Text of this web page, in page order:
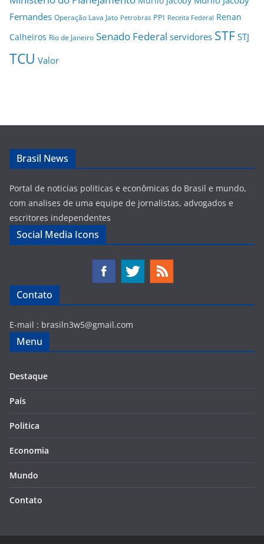
Fernandes Operação Lava Jato Petrobras PPI Receita Federal Renan
Calheiros Rio de Janeiro Senado Federal servidores STF STJ
TCU Valor
Brasil News
Portal de noticias politicas e econômicas do Brasil e mundo,
com analises de uma equipe de jornalistas, advogados e
escritores independentes
Social Media Icons
Contato
E-mail : brasiln3w5@gmail.com
Menu
Destaque
País
Politica
Economia
Mundo
Contato